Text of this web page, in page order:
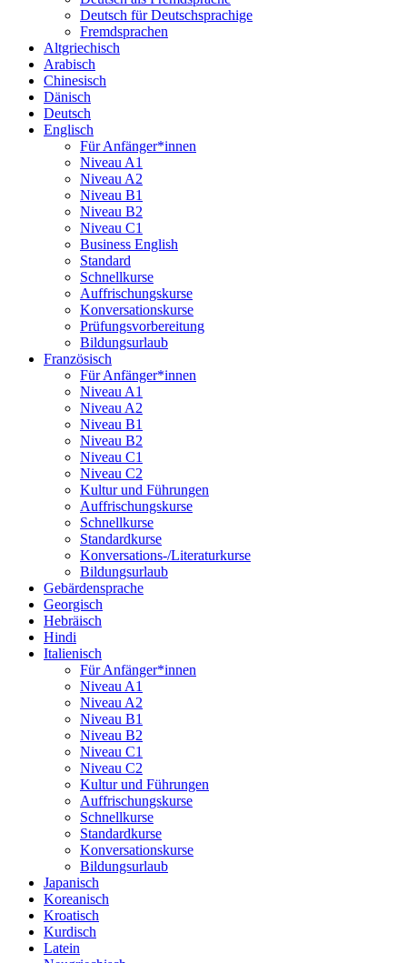
Deutsch für Deutschsprachige
Fremdsprachen
Altgriechisch
Arabisch
Chinesisch
Dänisch
Deutsch
Englisch
Für Anfänger*innen
Niveau A1
Niveau A2
Niveau B1
Niveau B2
Niveau C1
Business English
Standard
Schnellkurse
Auffrischungskurse
Konversationskurse
Prüfungsvorbereitung
Bildungsurlaub
Französisch
Für Anfänger*innen
Niveau A1
Niveau A2
Niveau B1
Niveau B2
Niveau C1
Niveau C2
Kultur und Führungen
Auffrischungskurse
Schnellkurse
Standardkurse
Konversations-/Literaturkurse
Bildungsurlaub
Gebärdensprache
Georgisch
Hebräisch
Hindi
Italienisch
Für Anfänger*innen
Niveau A1
Niveau A2
Niveau B1
Niveau B2
Niveau C1
Niveau C2
Kultur und Führungen
Auffrischungskurse
Schnellkurse
Standardkurse
Konversationskurse
Bildungsurlaub
Japanisch
Koreanisch
Kroatisch
Kurdisch
Latein